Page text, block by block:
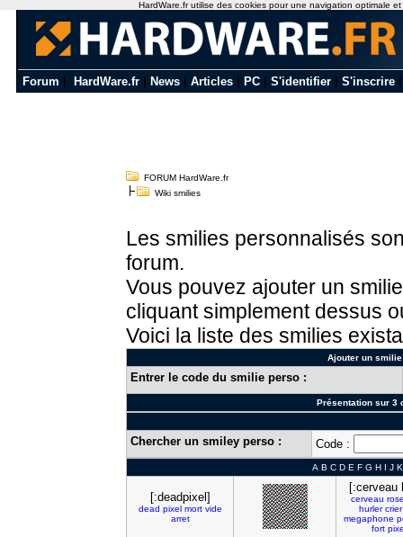
Forum HardWare.fr News Articles PC S'identifier S'inscrire
FORUM HardWare.fr
Wiki smilies
Les smilies personnalisés
forum.
Vous pouvez ajouter un
cliquant simplement dessus
Voici la liste des smilies
Ajouter un
Entrer le code du smilie perso :
Présentation sur 3
Chercher un smiley perso : Code :
A B C D E F G H I J K
[:deadpixel]
dead pixel mort vide
arret
[:cerveau
cerveau
hurler crier
megaphone
fort
HardWare.fr utilise des cookies pour une navigation optimale